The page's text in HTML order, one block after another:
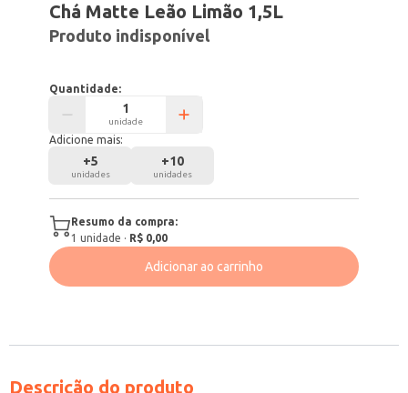
Chá Matte Leão Limão 1,5L
Produto indisponível
Quantidade:
unidade
Adicione mais:
+5
unidades
+10
unidades
Resumo da compra:
1 unidade · R$ 0,00
Adicionar ao carrinho
Descrição do produto